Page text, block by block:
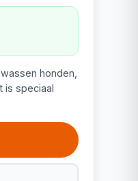
honden,
is speciaal